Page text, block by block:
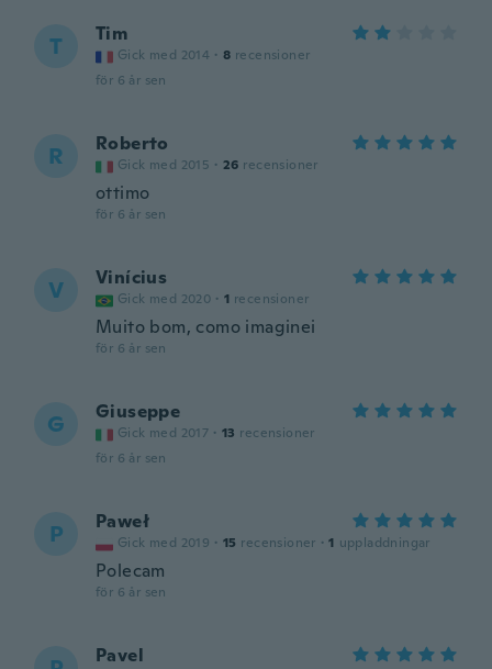
T Tim
Gick med 2014 · 8 recensioner
för 6 år sen
R Roberto
Gick med 2015 · 26 recensioner
ottimo
för 6 år sen
V Vinícius
Gick med 2020 · 1 recensioner
Muito bom, como imaginei
för 6 år sen
G Giuseppe
Gick med 2017 · 13 recensioner
för 6 år sen
P Paweł
Gick med 2019 · 15 recensioner · 1 uppladdningar
Polecam
för 6 år sen
Pavel